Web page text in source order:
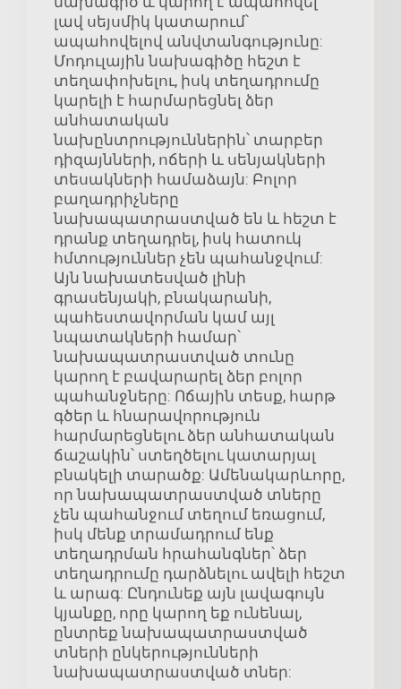
լավ սեյսմիկ կատարում՝
ապահովելով անվտանգությունը:
Մոդուլային նախագիծը հեշտ է
տեղափոխելու, իսկ տեղադրումը
կարելի է հարմարեցնել ձեր
անհատական
նախընտրություններին՝ տարբեր
դիզայնների, ոճերի և սենյակների
տեսակների համաձայն: Բոլոր
բաղադրիչները
նախապատրաստված են և հեշտ է
դրանք տեղադրել, իսկ հատուկ
հմտություններ չեն պահանջվում:
Այն նախատեսված լինի
գրասենյակի, բնակարանի,
պահեստավորման կամ այլ
նպատակների համար՝
նախապատրաստված տունը
կարող է բավարարել ձեր բոլոր
պահանջները: Ոճային տեսք, հարթ
գծեր և հնարավորություն
հարմարեցնելու ձեր անհատական
ճաշակին՝ ստեղծելու կատարյալ
բնակելի տարածք: Ամենակարևորը,
որ նախապատրաստված տները
չեն պահանջում տեղում եռացում,
իսկ մենք տրամադրում ենք
տեղադրման հրահանգներ՝ ձեր
տեղադրումը դարձնելու ավելի հեշտ
և արագ: Ընդունեք այն լավագույն
կյանքը, որը կարող եք ունենալ,
ընտրեք նախապատրաստված
տների ընկերությունների
նախապատրաստված տներ: